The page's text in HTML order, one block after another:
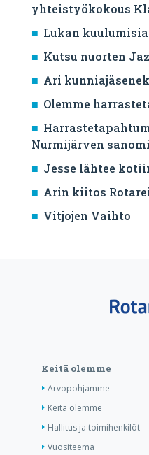
yhteistyökokous
Lukan
Kutsu nuorten
Ari
Olemme
Nurmijärven
Jesse lähtee
Arin kiitos
Vitjojen Vaihto
Keitä olemme
Arvopohjamme
Keitä olemme
Hallitus ja toimihenkilöt
Vuositeema